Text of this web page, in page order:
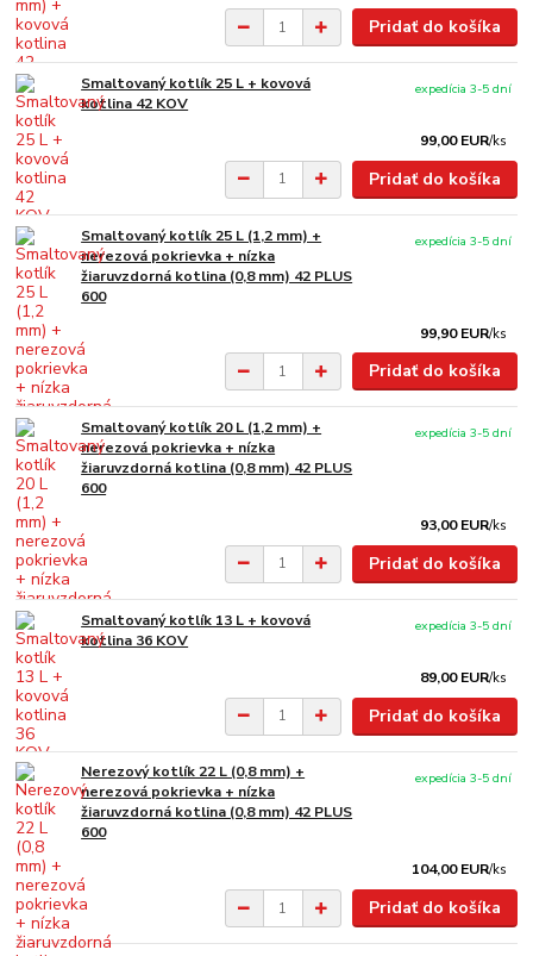
Pridať do košíka
Smaltovaný kotlík 25 L + kovová
kotlina 42 KOV
99,00 EUR/ks
expedícia 3-5 dní
Pridať do košíka
Smaltovaný kotlík 25 L (1,2 mm) +
nerezová pokrievka + nízka
žiaruvzdorná kotlina (0,8 mm) 42 PLUS
600
99,90 EUR/ks
expedícia 3-5 dní
Pridať do košíka
Smaltovaný kotlík 20 L (1,2 mm) +
nerezová pokrievka + nízka
žiaruvzdorná kotlina (0,8 mm) 42 PLUS
600
93,00 EUR/ks
expedícia 3-5 dní
Pridať do košíka
Smaltovaný kotlík 13 L + kovová
kotlina 36 KOV
89,00 EUR/ks
expedícia 3-5 dní
Pridať do košíka
Nerezový kotlík 22 L (0,8 mm) +
nerezová pokrievka + nízka
žiaruvzdorná kotlina (0,8 mm) 42 PLUS
600
104,00 EUR/ks
expedícia 3-5 dní
Pridať do košíka